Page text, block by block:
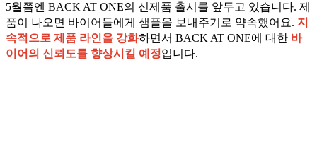
5월쯤엔 BACK AT ONE의 신제품 출시를 앞두고 있습니다. 제
품이 나오면 바이어들에게 샘플을 보내주기로 약속했어요. 지
속적으로 제품 라인을 강화하면서 BACK AT ONE에 대한 바
이어의 신뢰도를 향상시킬 예정입니다.